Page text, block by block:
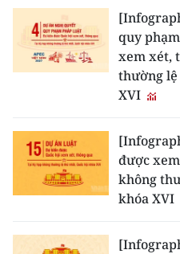
TIN ĐỊA PHƯƠNG
Trung du và miền núi
Bắc Trung Bộ
Duyên hải Nam Trung
Nguyên
Đông Nam Bộ
quy
xem xét,
thường lệ
XVI
được
không
khóa XVI